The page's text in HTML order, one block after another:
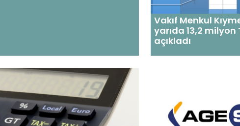
Vakıf Menkul
yarıda 13,2 milyon
açıkladı